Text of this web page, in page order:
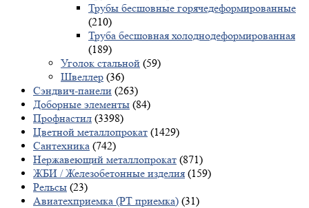
Трубы бесшовные горячедеформированные
(210)
Труба бесшовная холоднодеформированная
(189)
Уголок стальной (59)
Швеллер (36)
Сэндвич-панели (263)
Доборные элементы (84)
Профнастил (3398)
Цветной металлопрокат (1429)
Сантехника (742)
Нержавеющий металлопрокат (871)
ЖБИ / Железобетонные изделия (159)
Рельсы (23)
Авиатехприемка (РТ приемка) (31)